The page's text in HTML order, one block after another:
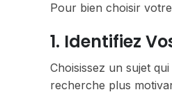
Pour bien choisir
1. Identifiez
Choisissez un sujet
recherche plus